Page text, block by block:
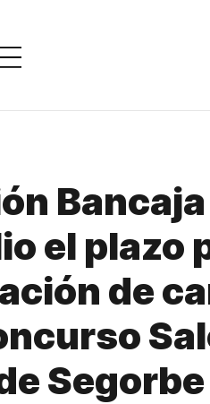
el plazo
de
Segorbe